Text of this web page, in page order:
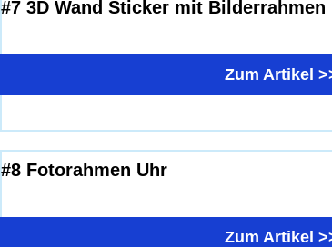
#7 3D Wand Sticker mit
Zum Artikel
#8 Fotorahmen Uhr
Zum Artikel